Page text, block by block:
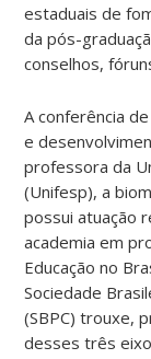
estaduais de
da pós-
conselhos,
A conferência
e
professora da
(Unifesp), a
possui atuação
academia em
Educação no
Sociedade
(SBPC) trouxe,
desses três